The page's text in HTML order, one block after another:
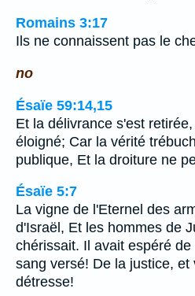
Romains 3:17
Ils ne connaissent pas le
no
Ésaïe 59:14,15
Et la délivrance s'est
éloigné; Car la vérité
publique, Et la droiture ne
Ésaïe 5:7
La vigne de l'Eternel des
d'Israël, Et les hommes de
chérissait. Il avait espéré
sang versé! De la justice, et
détresse!